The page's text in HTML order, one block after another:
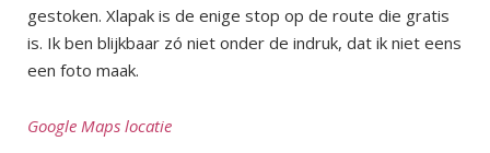
gestoken. Xlapak is de enige stop op de route die gratis
is. Ik ben blijkbaar zó niet onder de indruk, dat ik niet eens
een foto maak.
Google Maps locatie